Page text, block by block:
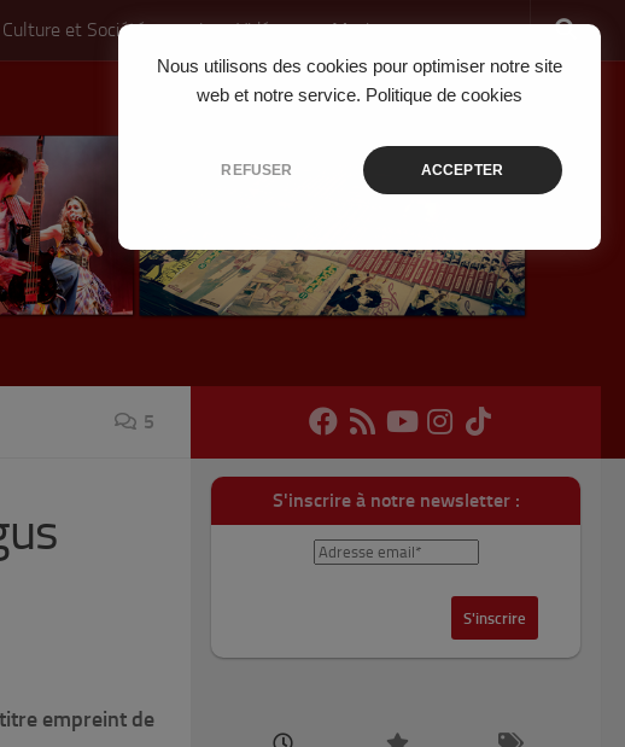
Nous utilisons des cookies pour optimiser notre site
web et notre service. Politique de cookies
REFUSER ACCEPTER
Culture et Société Jeux Vidéo Musique
5
empreint de
S'inscrire à notre newsletter :